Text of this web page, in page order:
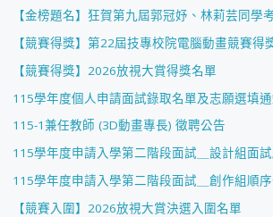
獲
獎"
【金榜題名】狂賀第九屆郭冠妤、林莉芸同學
【競賽得獎】第22屆技專校院電腦動畫競賽得
【競賽得獎】2026放視大賞得獎名單
115學年度個人申請面試錄取名單及志願選填
115-1兼任教師 (3D動畫專長) 徵聘公告
115學年度申請入學第二階段面試＿設計組面
115學年度申請入學第二階段面試＿創作組順
【競賽入圍】2026放視大賞決選入圍名單